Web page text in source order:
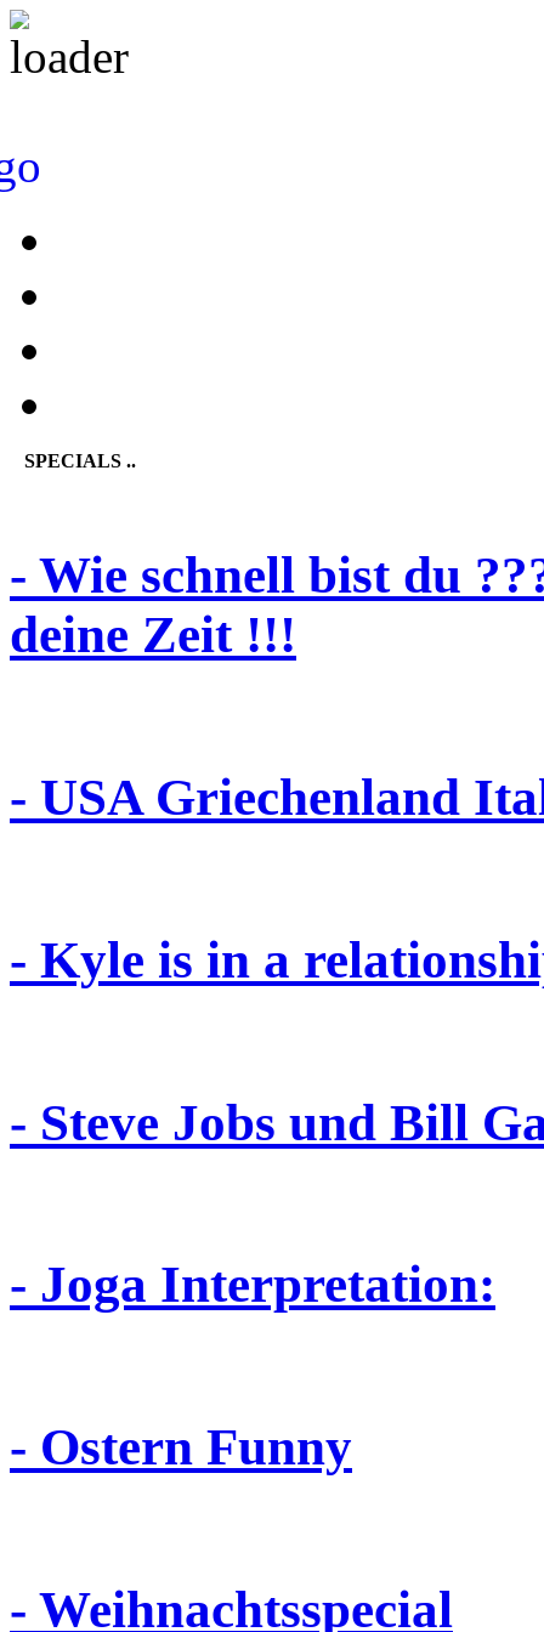
SPECIALS ..
- Wie schnell bist du
deine Zeit !!!
- USA Griechenland
- Kyle is in a
- Steve Jobs und Bill
- Joga Interpretation:
- Ostern Funny
- Weihnachtsspecial